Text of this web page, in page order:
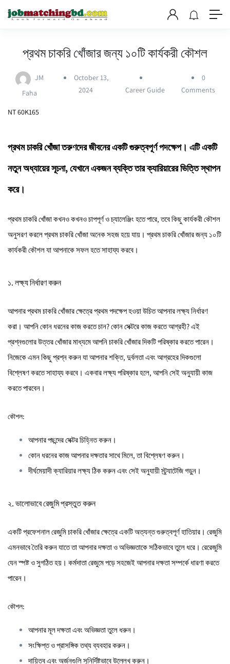
প্রথম চাকরি খোঁজার জন্য ১০টি কার্যকরী কৌশল
JM
Faha
October 13,
2024
Career Guide
0
Comments
NT 60K165
প্রথম চাকরি খোঁজা তরুণদের জীবনের একটি গুরুত্বপূর্ণ পদক্ষেপ। এটি একটি
নতুন অধ্যায়ের সূচনা, যেখানে একজন ব্যক্তি তার ক্যারিয়ারের ভিত্তি স্থাপন
করে।
প্রথম চাকরি খোঁজা কখনও কখনও চাপপূর্ণ ও চ্যালেঞ্জিং হতে পারে, তবে কিছু কার্যকরী কৌশল
অনুসরণ করলে প্রথম চাকরি খোঁজা অনেক সহজ হয়ে যায়। প্রথম চাকরি খোঁজার জন্য ১০টি
কার্যকরী কৌশল যা আপনাকে সফল হতে সাহায্য করবে।
১. লক্ষ্য নির্ধারণ করুন
আপনার প্রথম চাকরি খোঁজার ক্ষেত্রে প্রথম পদক্ষেপ হওয়া উচিত আপনার লক্ষ্য নির্ধারণ
করা। আপনি কোন ধরনের কাজ করতে চান? কোন সেক্টরে কাজ করতে আগ্রহী? এই
প্রশ্নগুলোর উত্তর খোঁজার মাধ্যমে আপনি চাকরি খোঁজার দিকটি পরিষ্কার করতে পারেন।
নিজেকে এমন কিছু প্রশ্ন করুন যা আপনার শক্তি, দুর্বলতা এবং আগ্রহের দিকগুলো
বিশ্লেষণ করতে সাহায্য করবে। একবার লক্ষ্য পরিষ্কার হলে, আপনি সেই অনুযায়ী কাজ
করতে পারবেন।
কৌশল:
আপনার পছন্দের সেক্টর চিহ্নিত করুন।
কোন ধরনের কাজ আপনার দক্ষতার সাথে মিলে, তা বিশ্লেষণ করুন।
দীর্ঘমেয়াদী ক্যারিয়ার লক্ষ্য ঠিক করুন এবং সেই অনুযায়ী স্ট্র্যাটেজি গড়ুন।
২. ভালোভাবে রেজুমি প্রস্তুত করুন
একটি প্রফেশনাল রেজুমি চাকরি খোঁজার ক্ষেত্রে একটি অত্যন্ত গুরুত্বপূর্ণ হাতিয়ার। রেজুমি
এমনভাবে তৈরি করুন যাতে তা আপনার দক্ষতা ও অভিজ্ঞতাকে সঠিকভাবে তুলে ধরে। রেরেজুমি
যেন স্পষ্ট ও সুগঠিত হয়। কর্মদাতা রেজুমে পড়ে সহজেই আপনার দক্ষতা সম্পর্কে ধারণা করতে
পারেন।
কৌশল:
আপনার মূল দক্ষতা এবং অভিজ্ঞতা তুলে ধরুন।
সংক্ষিপ্ত ও প্রাসঙ্গিক তথ্য ব্যবহার করুন।
দায়িত্ব এবং অর্জনগুলি সুনির্দিষ্টভাবে উল্লেখ করুন।